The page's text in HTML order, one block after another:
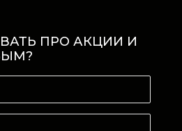
ПРО АКЦИИ И